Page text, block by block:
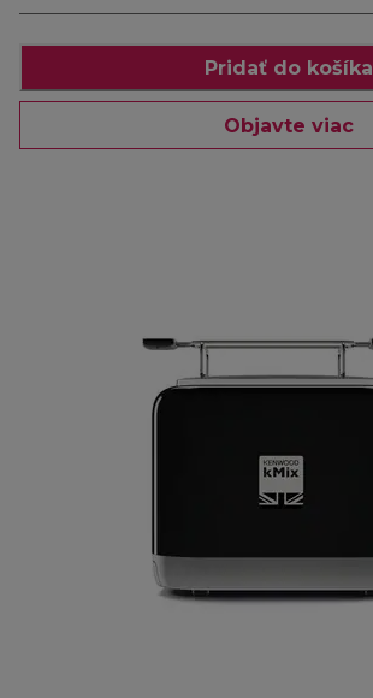
Pridať do košíka
Objavte viac